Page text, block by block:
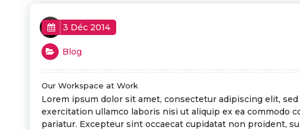
robbie
3 Déc 2014
Blog
Our Workspace at Work
Lorem ipsum dolor sit amet, consectetur adipiscing elit,
exercitation ullamco laboris nisi ut aliquip ex ea commodo
pariatur. Excepteur sint occaecat cupidatat non proident,